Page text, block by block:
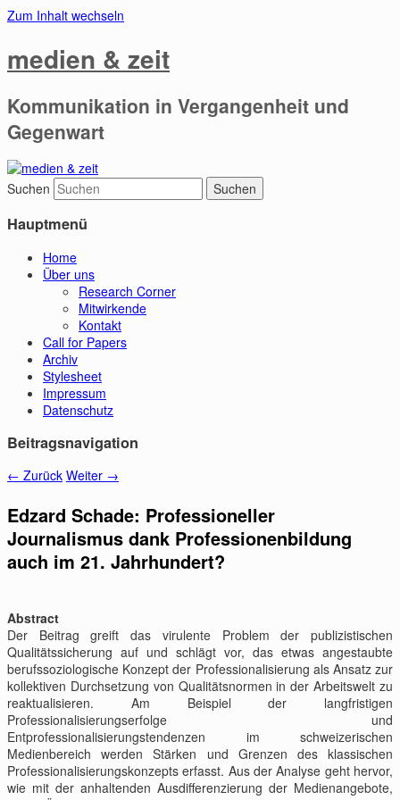
Zum Inhalt wechseln
medien & zeit
Kommunikation in Vergangenheit und
Gegenwart
Suchen
Hauptmenü
Home
Über uns
Research Corner
Mitwirkende
Kontakt
Call for Papers
Archiv
Stylesheet
Impressum
Datenschutz
Beitragsnavigation
← Zurück Weiter →
Edzard Schade: Professioneller
Journalismus dank Professionenbildung
auch im 21. Jahrhundert?
Abstract
Der Beitrag greift das virulente Problem der publizistischen
Qualitätssicherung auf und schlägt vor, das etwas angestaubte
berufssoziologische Konzept der Professionalisierung als Ansatz zur
kollektiven Durchsetzung von Qualitätsnormen in der Arbeitswelt zu
reaktualisieren. Am Beispiel der langfristigen
Professionalisierungserfolge und
Entprofessionalisierungstendenzen im schweizerischen
Medienbereich werden Stärken und Grenzen des klassischen
Professionalisierungskonzepts erfasst. Aus der Analyse geht hervor,
wie mit der anhaltenden Ausdifferenzierung der Medienangebote,